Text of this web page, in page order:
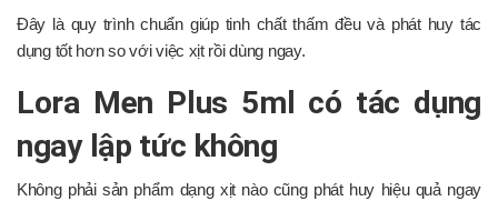
Đây là quy trình chuẩn giúp tinh chất thấm đều và phát huy tác
dụng tốt hơn so với việc xịt rồi dùng ngay.
Lora Men Plus 5ml có tác dụng
ngay lập tức không
Không phải sản phẩm dạng xịt nào cũng phát huy hiệu quả ngay